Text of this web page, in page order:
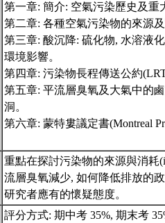
第一章: 簡介: 空氣污染歷史及重
第二章: 各種空氣污染物的來源
第三章: 酸沉降: 硫化物, 水溶液
環境影響。
第四章: 污染物長程傳送公約
第五章: 平流層臭氧及大氣中的
洞。
第六章: 蒙特婁議定書(Montreal
重點在探討污染物的來源與消耗
流層臭氧減少, 如何降低排放的
研究者應有的懷疑態度。
評分方式: 期中考 35%, 期末考